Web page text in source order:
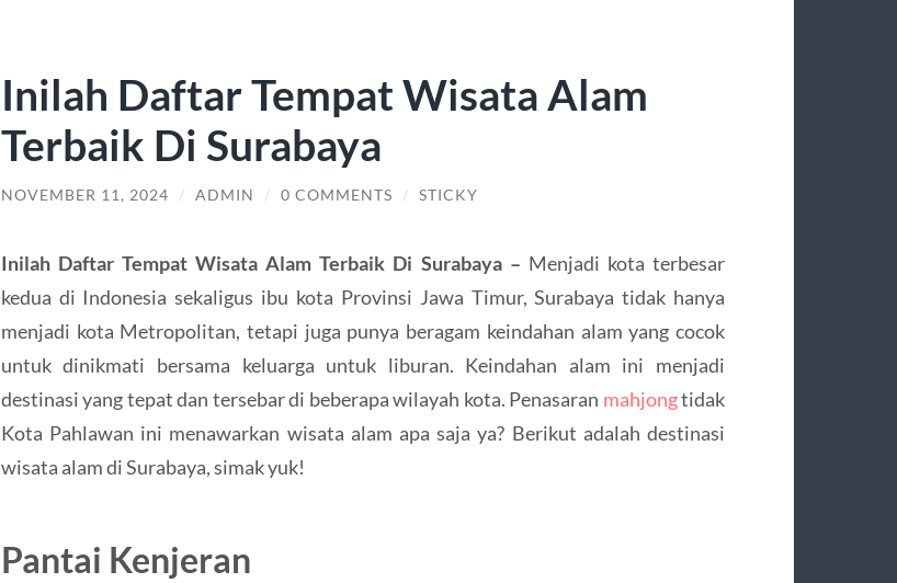
Inilah Daftar Tempat Wisata Alam
Terbaik Di Surabaya
NOVEMBER 11, 2024 / ADMIN / 0 COMMENTS / STICKY
Inilah Daftar Tempat Wisata Alam Terbaik Di Surabaya – Menjadi kota terbesar
kedua di Indonesia sekaligus ibu kota Provinsi Jawa Timur, Surabaya tidak hanya
menjadi kota Metropolitan, tetapi juga punya beragam keindahan alam yang cocok
untuk dinikmati bersama keluarga untuk liburan. Keindahan alam ini menjadi
destinasi yang tepat dan tersebar di beberapa wilayah kota. Penasaran mahjongtidak
Kota Pahlawan ini menawarkan wisata alam apa saja ya? Berikut adalah destinasi
wisata alam di Surabaya, simak yuk!
Pantai Kenjeran